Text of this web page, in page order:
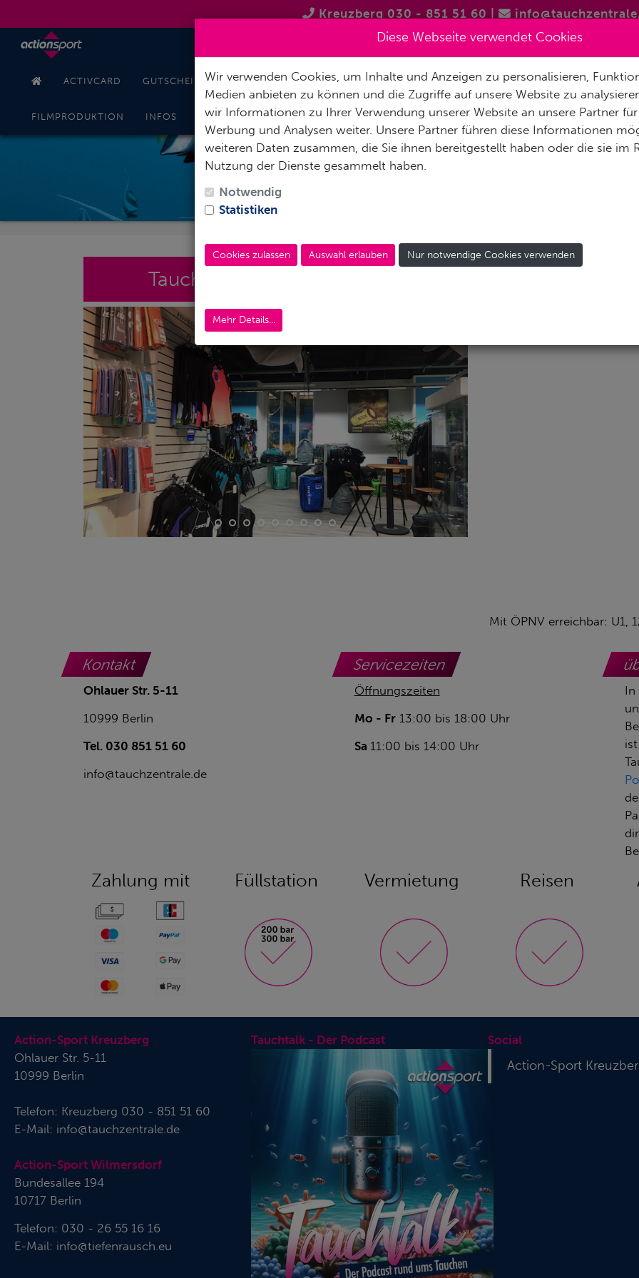
Kreuzberg 030 - 851 51 60
ACTIVCARD GUTSCHEINE TAUCHKURSE FREITAUCHEN / APNOE VERMIETUNG & SERVICE REISEN
FILMPRODUKTION INFOS ONLINESHOP KONTAKT
ACTION-SPORT
Tauchshop Berlin Kreuzberg Lage & Anfahrt
Mit ÖPNV erreichbar: U1,
Kontakt
Ohlauer Str. 5-11
10999 Berlin
Tel. 030 851 51 60
info@tauchzentrale.de
Servicezeiten
Öffnungszeiten
Mo - Fr13:00 bis 18:00 Uhr
Sa 11:00 bis 14:00 Uhr
In
Zahlung mit Füllstation Vermietung Reisen
Action-Sport Kreuzberg
Ohlauer Str. 5-11
10999 Berlin
Telefon: Kreuzberg 030 - 851 51 60
E-Mail: info@tauchzentrale.de
Action-Sport Wilmersdorf
Bundesallee 194
10717 Berlin
Telefon: 030 - 26 55 16 16
E-Mail: info@tiefenrausch.eu
Tauchtalk - Der Podcast Social
Action-Sport
Diese Webseite verwendet Cookies
Wir verwenden Cookies, um Inhalte und Anzeigen zu personalisieren,
Medien anbieten zu können und die Zugriffe auf unsere Website zu
wir Informationen zu Ihrer Verwendung unserer Website an unsere Partner für
Werbung und Analysen weiter. Unsere Partner führen diese Informationen
weiteren Daten zusammen, die Sie ihnen bereitgestellt haben oder die sie im
Nutzung der Dienste gesammelt haben.
Notwendig
Statistiken
Cookies zulassen Auswahl erlauben Nur notwendige Cookies verwenden
Mehr Details...